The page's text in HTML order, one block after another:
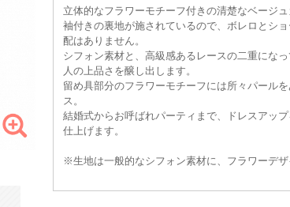
立体的なフラワーモチーフ付きの清楚なベージュ
袖付きの裏地が施されているので、ボレロとシ
配はありません。
シフォン素材と、高級感あるレースの二重にな
人の上品さを醸し出します。
留め具部分のフラワーモチーフには所々パール
ス。
結婚式からお呼ばれパーティまで、ドレスアッ
仕上げます。
※生地は一般的なシフォン素材に、フラワーデザ